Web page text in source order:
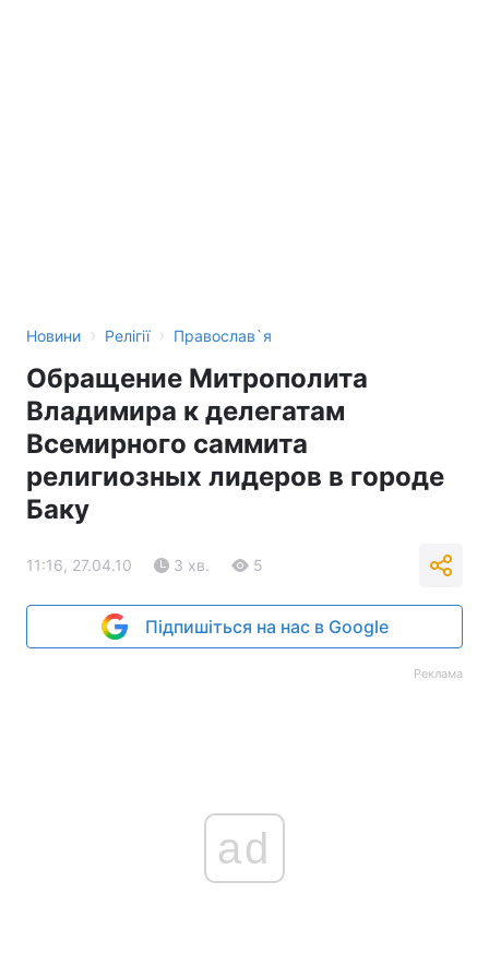
Новини › Релігії › Православ`я
Обращение Митрополита
Владимира к делегатам
Всемирного саммита
религиозных лидеров в городе
Баку
11:16, 27.04.10 3 хв. 5
Підпишіться на нас в Google
Реклама
ad